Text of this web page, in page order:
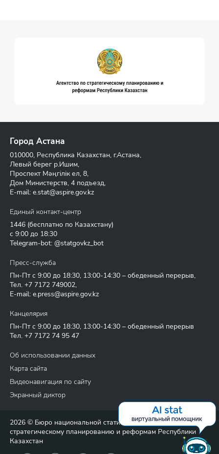
Город Астана
010000, Республика Казахстан, г.Астана,
Левый берег р.Ишим,
Проспект Мәңгілік ел, 8,
Дом Министерств, 4 подъезд,
E-mail: e.stat@aspire.gov.kz
Единый контакт-центр
1446 (бесплатно по Казахстану)
с 9:00 до 18:30
Telegram-bot: @statgovkz_bot
Пресс-служба
Пн-Пт с 9:00 до 18:30, 13:00-14:30 – обеденный перерыв,
Тел. +7 7172 749002,
E-mail: e.press@aspire.gov.kz
Канцелярия
Пн-Пт с 9:00 до 18:30, 13:00-14:30 – обеденный перерыв
Тел. +7 7172 74 95 47
Об использовании данных
Карта сайта
Видеонавигация по сайту
Экранный диктор
2026 © Бюро национальной статистики Агентства по
стратегическому планированию и реформам Республики
Казахстан